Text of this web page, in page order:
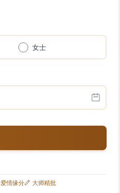
女士
爱情缘分 大师精批